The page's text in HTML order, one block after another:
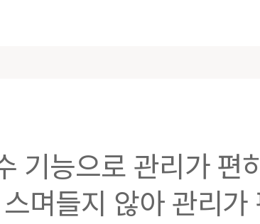
기능으로 관리가 편
며들지 않아 관리가